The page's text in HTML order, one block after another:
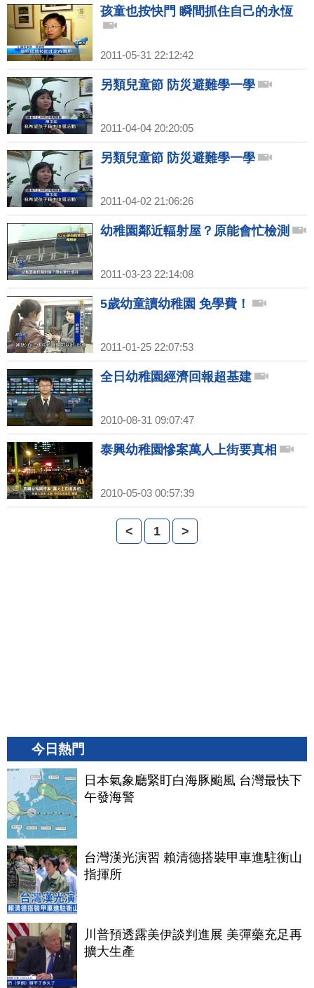
孩童也按快門 瞬間抓住自己的永恆
2011-05-31 22:12:42
另類兒童節 防災避難學一學
2011-04-04 20:20:05
另類兒童節 防災避難學一學
2011-04-02 21:06:26
幼稚園鄰近輻射屋？原能會忙檢測
2011-03-23 22:14:08
5歲幼童讀幼稚園 免學費！
2011-01-25 22:07:53
全日幼稚園經濟回報超基建
2010-08-31 09:07:47
泰興幼稚園慘案萬人上街要真相
2010-05-03 00:57:39
< 1 >
今日熱門
日本氣象廳緊盯白海豚颱風 台灣最快下
午發海警
台灣漢光演習 賴清德搭裝甲車進駐衡山
指揮所
川普預透露美伊談判進展 美彈藥充足再
擴大生產